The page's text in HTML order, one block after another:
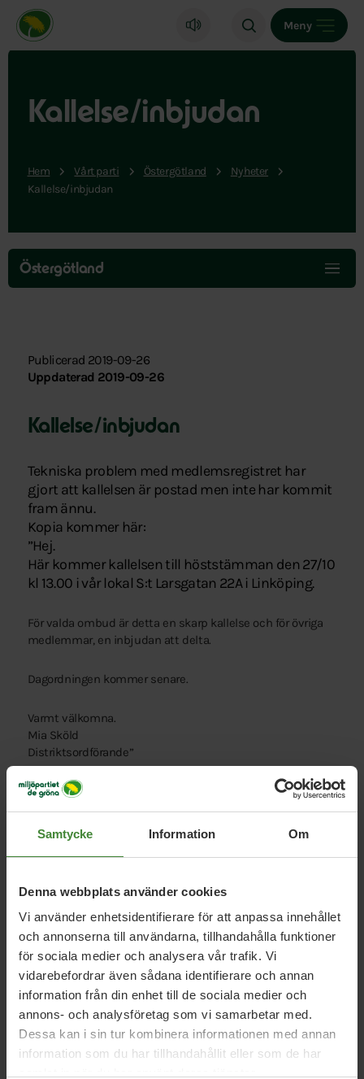
Samtycke Information Om
Denna webbplats använder cookies
Vi använder enhetsidentifierare för att anpassa innehållet
och annonserna till användarna, tillhandahålla funktioner
för sociala medier och analysera vår trafik. Vi
vidarebefordrar även sådana identifierare och annan
information från din enhet till de sociala medier och
annons- och analysföretag som vi samarbetar med.
Dessa kan i sin tur kombinera informationen med annan
information som du har tillhandahållit eller som de har
Miljöpartiet de gröna, startsida
Meny
Kallelse/inbjudan
Hem Vårt parti Östergötland
Nyheter
Kallelse/inbjudan
Hoppa
över
menyn
Östergötland
Publicerad 2019-09-26
Uppdaterad 2019-09-26
Kallelse/inbjudan
Tekniska problem med medlemsregistret har
gjort att kallelsen är postad men inte har kommit
fram ännu.
Kopia kommer här:
”Hej.
Här kommer kallelsen till höststämman den 27/10
kl 13.00 i vår lokal S:t Larsgatan 22A i Linköping.
För valda ombud är detta en skarp kallelse och för övriga
medlemmar, en inbjudan att delta.
Dagordningen kommer senare.
Varmt välkomna.
Mia Sköld
Distriktsordförande”
Relaterade nyheter
Östergötland, 6 augusti 2026
Välkommen på trädgårdsfest med
Miljöpartiets språkrör Amanda Lind och
Daniel Helldén!